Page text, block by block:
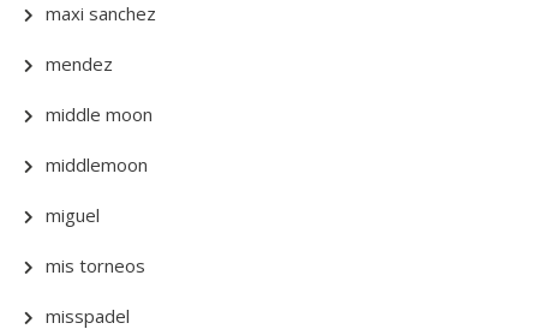
maxi sanchez
mendez
middle moon
middlemoon
miguel
mis torneos
misspadel